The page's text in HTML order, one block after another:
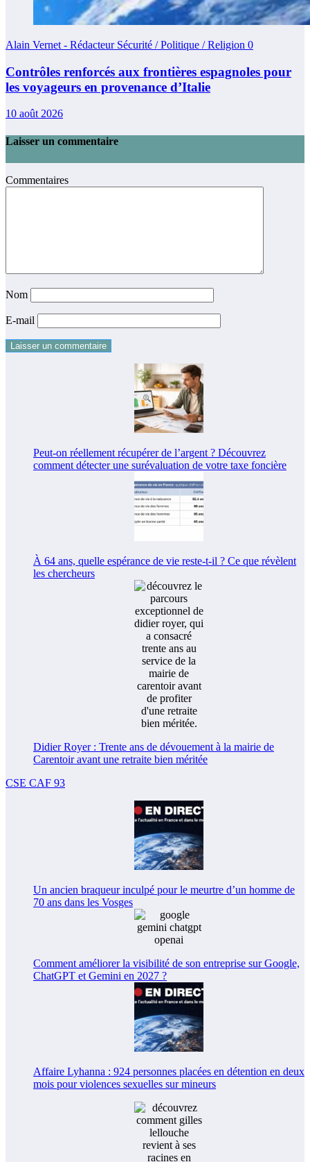
Alain Vernet - Rédacteur Sécurité / Politique / Religion 0
Contrôles renforcés aux frontières espagnoles pour
les voyageurs en provenance d’Italie
10 août 2026
Laisser un commentaire
Commentaires
Nom
E-mail
Peut-on réellement récupérer de l’argent ? Découvrez
comment détecter une surévaluation de votre taxe foncière
À 64 ans, quelle espérance de vie reste-t-il ? Ce que révèlent
les chercheurs
Didier Royer : Trente ans de dévouement à la mairie de
Carentoir avant une retraite bien méritée
CSE CAF 93
Un ancien braqueur inculpé pour le meurtre d’un homme de
70 ans dans les Vosges
Comment améliorer la visibilité de son entreprise sur Google,
ChatGPT et Gemini en 2027 ?
Affaire Lyhanna : 924 personnes placées en détention en deux
mois pour violences sexuelles sur mineurs